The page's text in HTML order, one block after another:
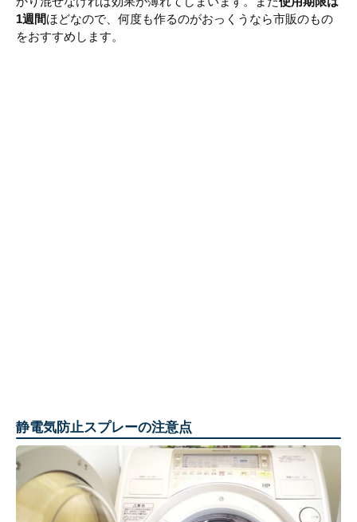
1週間ほどなので、何度も作るのがおっくうなら市販のもの
をおすすめします。
静電気防止スプレーの注意点